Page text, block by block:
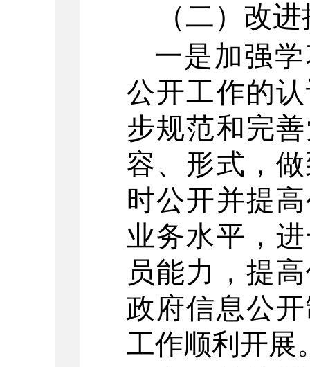
（二）改
一是加强
公开工作的
步规范和完
容、形式，
时公开并提
业务水平，
员能力，提
政府信息公
工作顺利开展